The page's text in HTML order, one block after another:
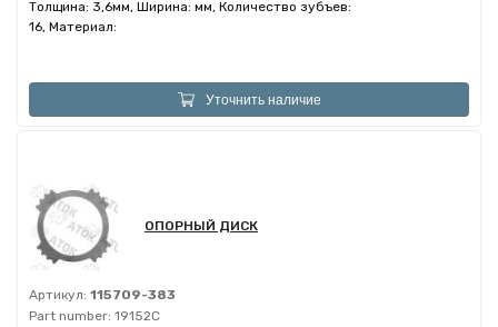
Толщина: 3,6мм, Ширина: мм, Количество зубъев:
16, Материал:
Уточнить наличие
ОПОРНЫЙ ДИСК
Артикул: 115709-383
Part number: 19152C